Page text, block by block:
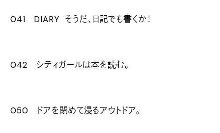
041 DIARY そうだ、日記でも書くか！
042 シティガールは本を読む。
050 ドアを閉めて浸るアウトドア。